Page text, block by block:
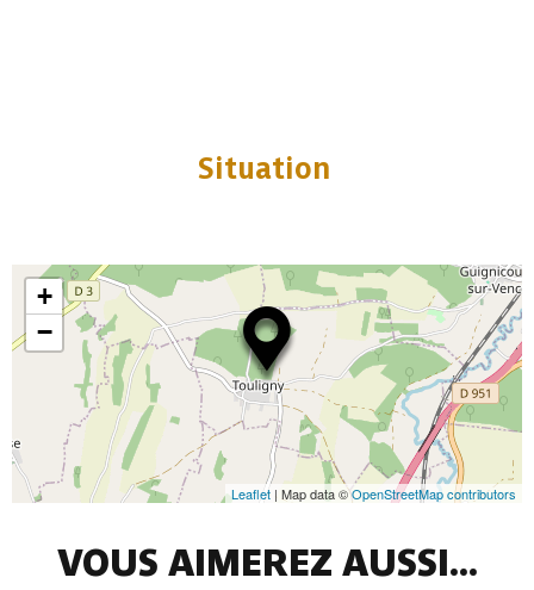
Situation
+
−
Leaflet | Map data ©OpenStreetMap contributors
VOUS AIMEREZ AUSSI...